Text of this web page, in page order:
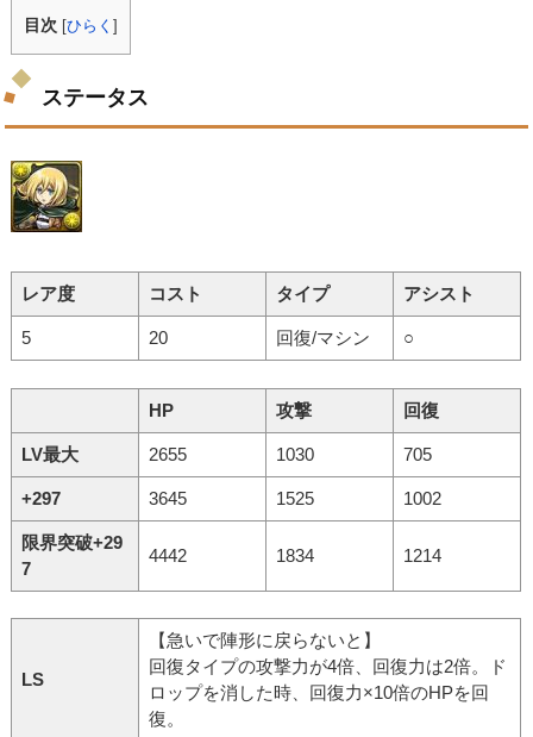
目次 [ひらく]
ステータス
レア度 コスト タイプ アシスト
5 20 回復/マシン ○
HP 攻撃 回復
LV最大 2655 1030 705
+297 3645 1525 1002
限界突破+29
7
4442 1834 1214
LS
【急いで陣形に戻らないと】
回復タイプの攻撃力が4倍、回復力は2倍。ド
ロップを消した時、回復力×10倍のHPを回
復。